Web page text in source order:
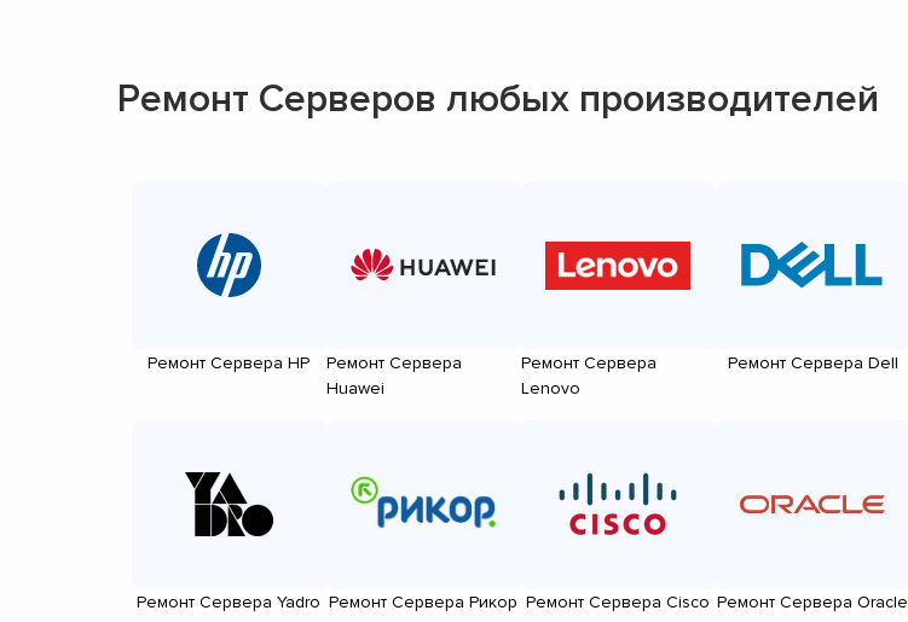
Ремонт Серверов любых производителей
Ремонт Сервера HP
Ремонт Сервера
Huawei
Ремонт Сервера
Lenovo
Ремонт Сервера Dell
Ремонт Сервера Yadro Ремонт Сервера Рикор Ремонт Сервера Cisco Ремонт Сервера Oracle